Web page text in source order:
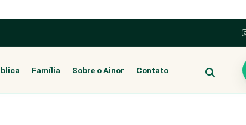
Família Sobre o Ainor Contato